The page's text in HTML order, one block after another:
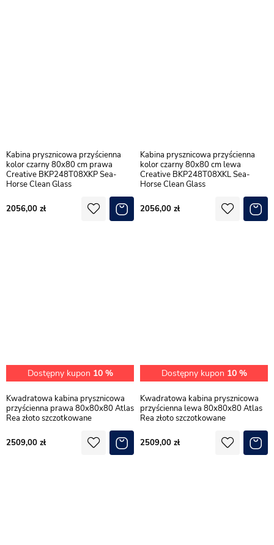
Kabina prysznicowa przyścienna
kolor czarny 80x80 cm prawa
Creative BKP248T08XKP Sea-
Horse Clean Glass
2056,00
Kabina prysznicowa przyścienna
kolor czarny 80x80 cm lewa
Creative BKP248T08XKL Sea-
Horse Clean Glass
2056,00
Dostępny kupon 10 %
Kwadratowa kabina prysznicowa
przyścienna prawa 80x80x80 Atlas
Rea złoto szczotkowane
2509,00
Dostępny kupon 10 %
Kwadratowa kabina prysznicowa
przyścienna lewa 80x80x80 Atlas
Rea złoto szczotkowane
2509,00